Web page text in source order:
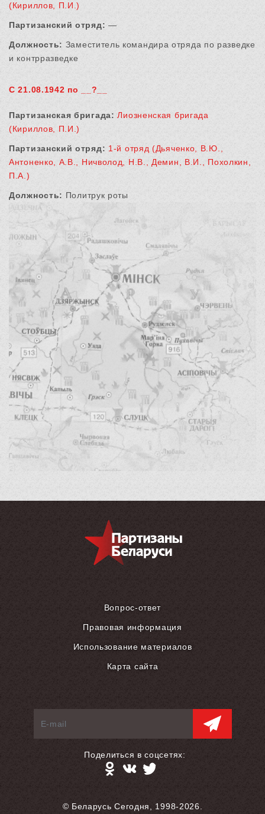
(Кириллов, П.И.)
Партизанский отряд: —
Должность: Заместитель командира отряда по разведке
и контрразведке
С 21.08.1942 по __?__
Партизанская бригада: Лиозненская бригада
(Кириллов, П.И.)
Партизанский отряд: 1-й отряд (Дьяченко, В.Ю.,
Антоненко, А.В., Ничволод, Н.В., Демин, В.И., Похолкин,
П.А.)
Должность: Политрук роты
Вопрос-ответ
Правовая информация
Использование материалов
Карта сайта
© Беларусь Сегодня, 1998-2026.
Поделиться в соцсетях: